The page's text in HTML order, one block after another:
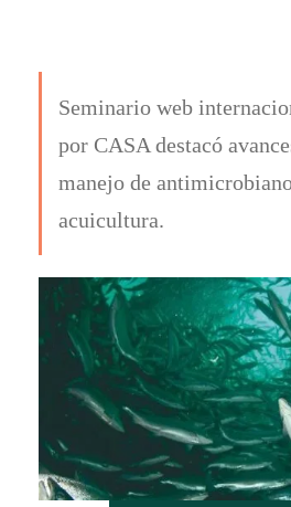
Seminario web
por CASA destacó
manejo de
acuicultura.